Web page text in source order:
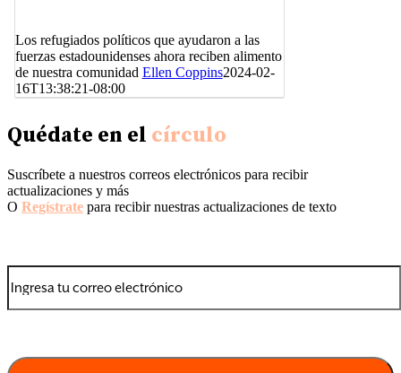
Los refugiados políticos que ayudaron a las
fuerzas estadounidenses ahora reciben alimento
de nuestra comunidad Ellen Coppins2024-02-
16T13:38:21-08:00
Quédate en el círculo
Suscríbete a nuestros correos electrónicos para recibir
actualizaciones y más
O Regístrate para recibir nuestras actualizaciones de texto